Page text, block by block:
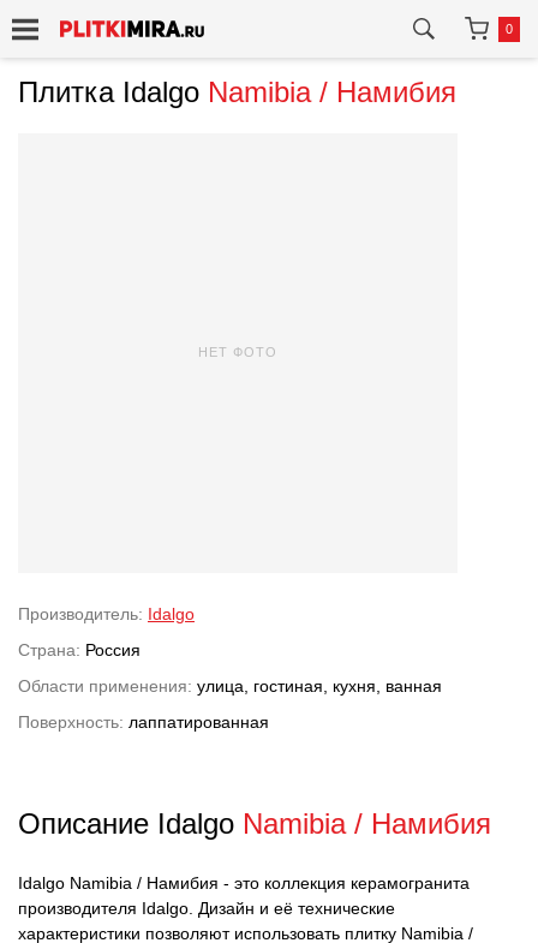
0
Плитка Idalgo Namibia / Намибия
НЕТ ФОТО
Производитель: Idalgo
Страна: Россия
Области применения: улица, гостиная, кухня, ванная
Поверхность: лаппатированная
Описание Idalgo Namibia / Намибия
Idalgo Namibia / Намибия - это коллекция керамогранита
производителя Idalgo. Дизайн и её технические
характеристики позволяют использовать плитку Namibia /